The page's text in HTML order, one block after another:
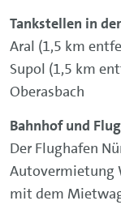
Tankstellen in
Aral (1,5 km
Supol (1,5 km
Oberasbach
Bahnhof und
Der Flughafen
Autovermietung
mit dem